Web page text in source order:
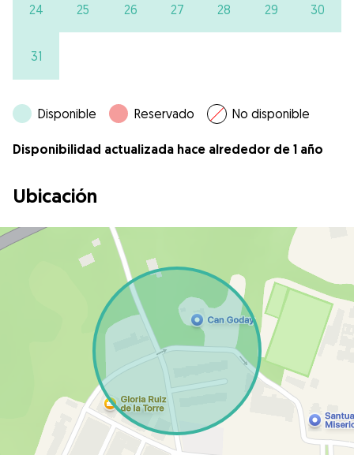
24 25 26 27 28 29 30
31
Disponible Reservado No disponible
Disponibilidad actualizada hace alrededor de 1 año
Ubicación